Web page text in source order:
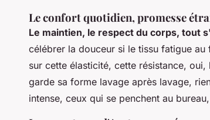
Le confort quotidien, promesse
Le maintien, le respect du corps, tout
célébrer la douceur si le tissu fatigue
sur cette élasticité, cette résistance,
garde sa forme lavage après lavage,
intense, ceux qui se penchent au